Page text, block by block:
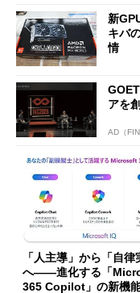
新
キバ
情
アを
AD（
「人主導」から「自律
へ――進化する「
365 Copilot」の新機